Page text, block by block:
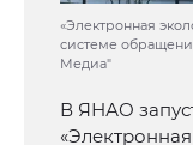
«Электронная
системе
Медиа"
В ЯНАО